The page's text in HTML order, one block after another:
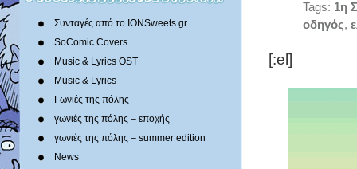
Συνταγές από το IONSweets.gr
SoComic Covers
Music & Lyrics OST
Music & Lyrics
Γωνιές της πόλης
γωνιές της πόλης – εποχής
γωνιές της πόλης – summer edition
News
Tags: 1η
οδηγός,
[:el]